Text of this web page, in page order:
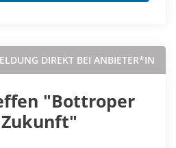
DIREKT BEI ANBIETER*IN
"Bottroper